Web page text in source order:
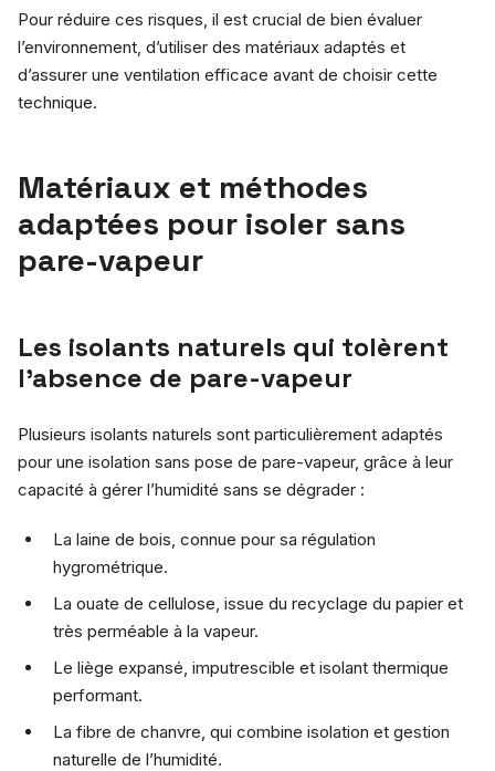
Pour réduire ces risques, il est crucial de bien évaluer
l’environnement, d’utiliser des matériaux adaptés et
d’assurer une ventilation efficace avant de choisir cette
technique.
Matériaux et méthodes
adaptées pour isoler sans
pare-vapeur
Les isolants naturels qui tolèrent
l’absence de pare-vapeur
Plusieurs isolants naturels sont particulièrement adaptés
pour une isolation sans pose de pare-vapeur, grâce à leur
capacité à gérer l’humidité sans se dégrader :
La laine de bois, connue pour sa régulation
hygrométrique.
La ouate de cellulose, issue du recyclage du papier et
très perméable à la vapeur.
Le liège expansé, imputrescible et isolant thermique
performant.
La fibre de chanvre, qui combine isolation et gestion
naturelle de l’humidité.